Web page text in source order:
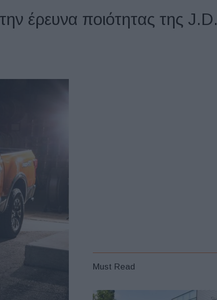
έρευνα ποιότητας της J.D.
Must Read